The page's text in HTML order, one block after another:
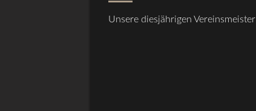
Unsere diesjährigen Vereinsmeister